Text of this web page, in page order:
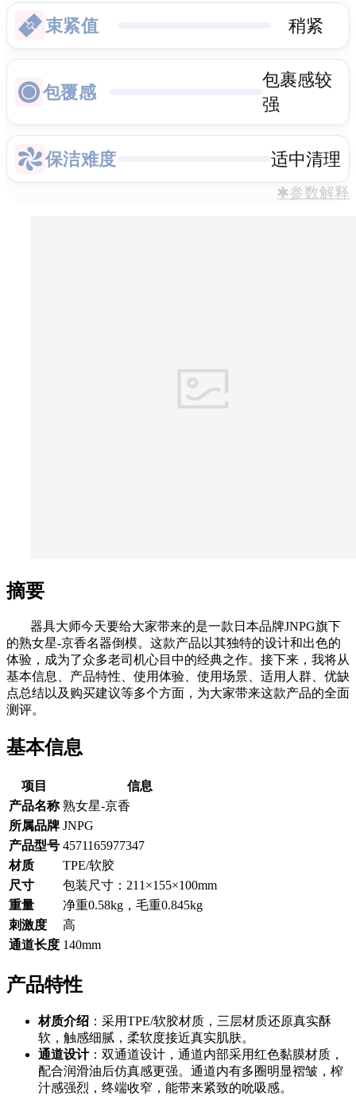
束紧值 稍紧
包覆感
包裹感较
强
保洁难度 适中清理
✱参数解释
摘要
器具大师今天要给大家带来的是一款日本品牌JNPG旗下
的熟女星-京香名器倒模。这款产品以其独特的设计和出色的
体验，成为了众多老司机心目中的经典之作。接下来，我将从
基本信息、产品特性、使用体验、使用场景、适用人群、优缺
点总结以及购买建议等多个方面，为大家带来这款产品的全面
测评。
基本信息
项目
信息
产品名称 熟女星-京香
所属品牌 JNPG
产品型号 4571165977347
材质
TPE/软胶
尺寸
包装尺寸：211×155×100mm
重量
净重0.58kg，毛重0.845kg
刺激度
高
通道长度 140mm
产品特性
材质介绍 ：采用TPE/软胶材质，三层材质还原真实酥
软，触感细腻，柔软度接近真实肌肤。
通道设计：双通道设计，通道内部采用红色黏膜材质，
配合润滑油后仿真感更强。通道内有多圈明显褶皱，榨
汁感强烈，终端收窄，能带来紧致的吮吸感。